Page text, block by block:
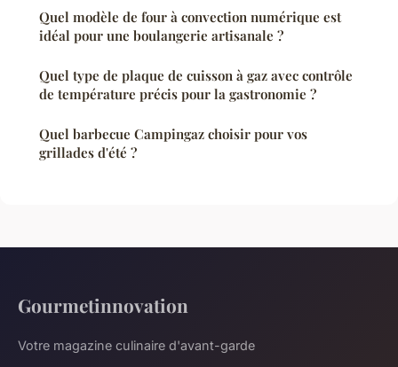
Quel modèle de four à convection numérique est
idéal pour une boulangerie artisanale ?
Quel type de plaque de cuisson à gaz avec contrôle
de température précis pour la gastronomie ?
Quel barbecue Campingaz choisir pour vos
grillades d'été ?
Gourmetinnovation
Votre magazine culinaire d'avant-garde